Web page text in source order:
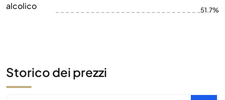
alcolico
51.7%
Storico dei prezzi